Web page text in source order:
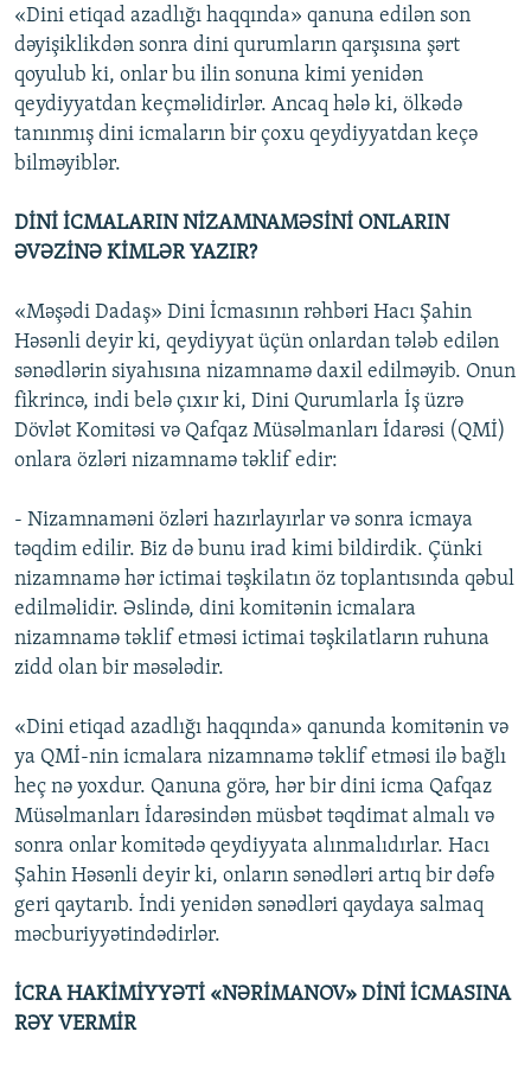
«Dini etiqad azadlığı haqqında» qanuna edilən son
dəyişiklikdən sonra dini qurumların qarşısına şərt
qoyulub ki, onlar bu ilin sonuna kimi yenidən
qeydiyyatdan keçməlidirlər. Ancaq hələ ki, ölkədə
tanınmış dini icmaların bir çoxu qeydiyyatdan keçə
bilməyiblər.
DİNİ İCMALARIN NİZAMNAMƏSİNİ ONLARIN
ƏVƏZİNƏ KİMLƏR YAZIR?
«Məşədi Dadaş» Dini İcmasının rəhbəri Hacı Şahin
Həsənli deyir ki, qeydiyyat üçün onlardan tələb edilən
sənədlərin siyahısına nizamnamə daxil edilməyib. Onun
fikrincə, indi belə çıxır ki, Dini Qurumlarla İş üzrə
Dövlət Komitəsi və Qafqaz Müsəlmanları İdarəsi (QMİ)
onlara özləri nizamnamə təklif edir:
- Nizamnaməni özləri hazırlayırlar və sonra icmaya
təqdim edilir. Biz də bunu irad kimi bildirdik. Çünki
nizamnamə hər ictimai təşkilatın öz toplantısında qəbul
edilməlidir. Əslində, dini komitənin icmalara
nizamnamə təklif etməsi ictimai təşkilatların ruhuna
zidd olan bir məsələdir.
«Dini etiqad azadlığı haqqında» qanunda komitənin və
ya QMİ-nin icmalara nizamnamə təklif etməsi ilə bağlı
heç nə yoxdur. Qanuna görə, hər bir dini icma Qafqaz
Müsəlmanları İdarəsindən müsbət təqdimat almalı və
sonra onlar komitədə qeydiyyata alınmalıdırlar. Hacı
Şahin Həsənli deyir ki, onların sənədləri artıq bir dəfə
geri qaytarıb. İndi yenidən sənədləri qaydaya salmaq
məcburiyyətindədirlər.
İCRA HAKİMİYYƏTİ «NƏRİMANOV» DİNİ İCMASINA
RƏY VERMİR